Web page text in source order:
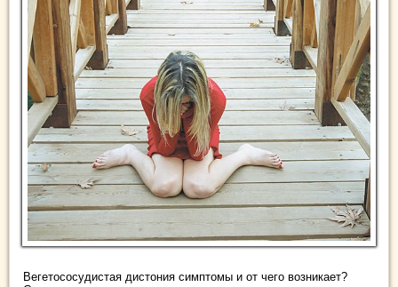
Вегетососудистая дистония симптомы и от чего возникает?